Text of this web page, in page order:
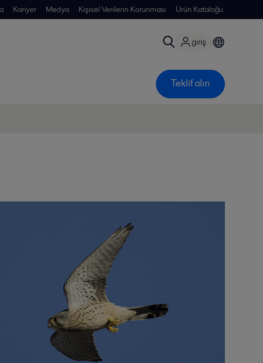
Kariyer Medya Kişisel Verilerin Korunması Ürün Kataloğu
giriş
Teklif alın